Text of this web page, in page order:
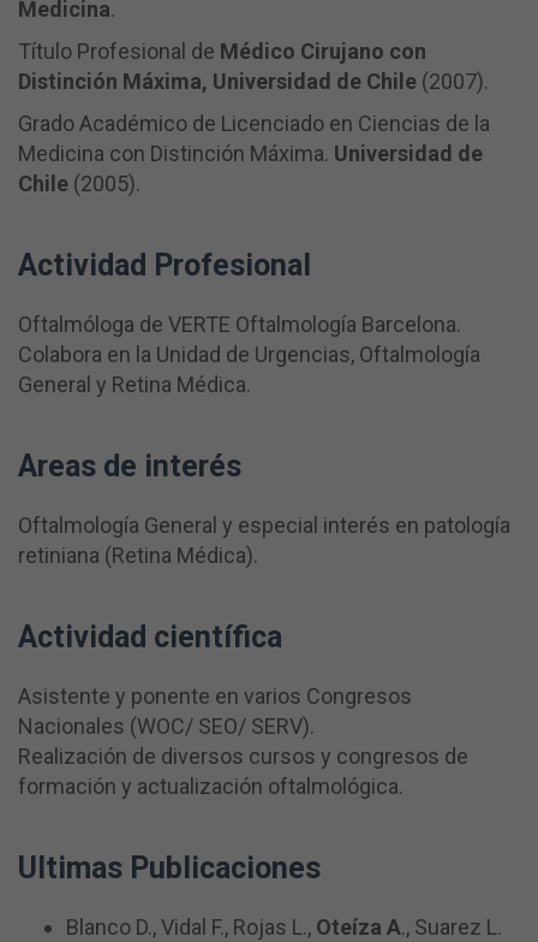
Medicina.
Título Profesional de Médico Cirujano con
Distinción Máxima, Universidad de Chile (2007).
Grado Académico de Licenciado en Ciencias de la
Medicina con Distinción Máxima. Universidad de
Chile (2005).
Actividad Profesional
Oftalmóloga de VERTE Oftalmología Barcelona.
Colabora en la Unidad de Urgencias, Oftalmología
General y Retina Médica.
Areas de interés
Oftalmología General y especial interés en patología
retiniana (Retina Médica).
Actividad científica
Asistente y ponente en varios Congresos
Nacionales (WOC/ SEO/ SERV).
Realización de diversos cursos y congresos de
formación y actualización oftalmológica.
Ultimas Publicaciones
Blanco D., Vidal F., Rojas L., Oteíza A., Suarez L.